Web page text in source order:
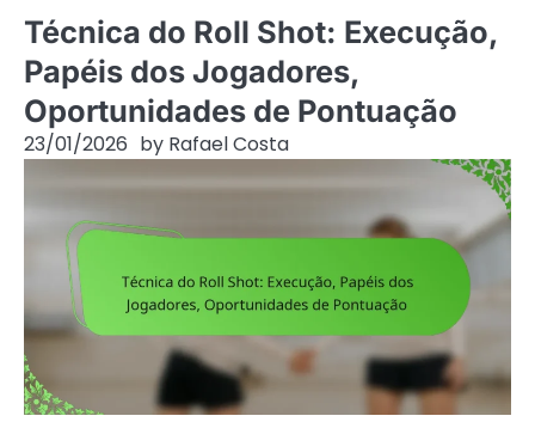
Técnica do Roll Shot: Execução,
Papéis dos Jogadores,
Oportunidades de Pontuação
23/01/2026 by Rafael Costa